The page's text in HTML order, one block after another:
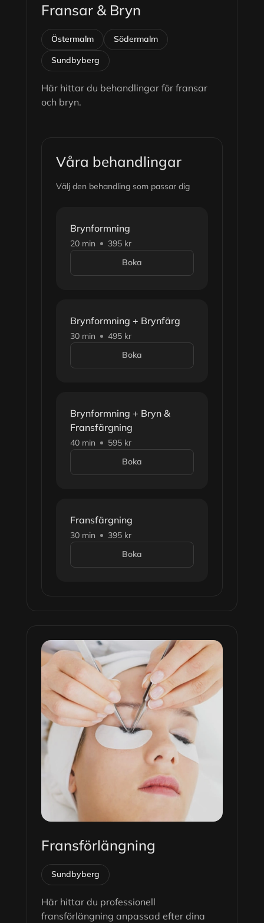
Fransar & Bryn
Östermalm
Södermalm
Sundbyberg
Här hittar du behandlingar för fransar
och bryn.
Våra behandlingar
Välj den behandling som passar dig
Brynformning
20 min
395 kr
Boka
Brynformning + Brynfärg
30 min
495 kr
Boka
Brynformning + Bryn &
Fransfärgning
40 min
595 kr
Boka
Fransfärgning
30 min
395 kr
Boka
Fransförlängning
Sundbyberg
Här hittar du professionell
fransförlängning anpassad efter dina